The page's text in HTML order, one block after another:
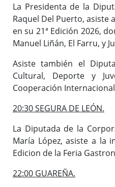
La Presidenta de la
Raquel Del Puerto, asiste
en su 21ª Edición 2026,
Manuel Liñán, El Farru, y
Asiste también el
Cultural, Deporte y
Cooperación
20:30 SEGURA DE LEÓN.
La Diputada de la
María López, asiste a la
Edicion de la Feria
22:00 GUAREÑA.